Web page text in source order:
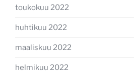
toukokuu 2022
huhtikuu 2022
maaliskuu 2022
helmikuu 2022